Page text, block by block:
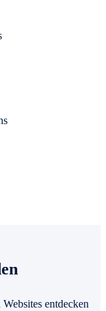
entdecken